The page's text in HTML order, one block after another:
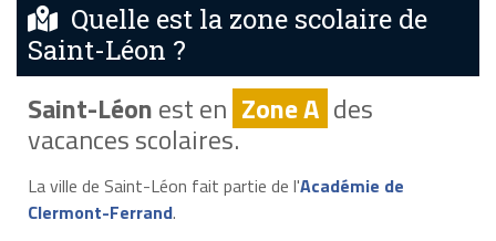
Quelle est la zone scolaire de
Saint-Léon ?
Saint-Léonest en Zone A des
vacances scolaires.
La ville de Saint-Léon fait partie de l'Académie de
Clermont-Ferrand.